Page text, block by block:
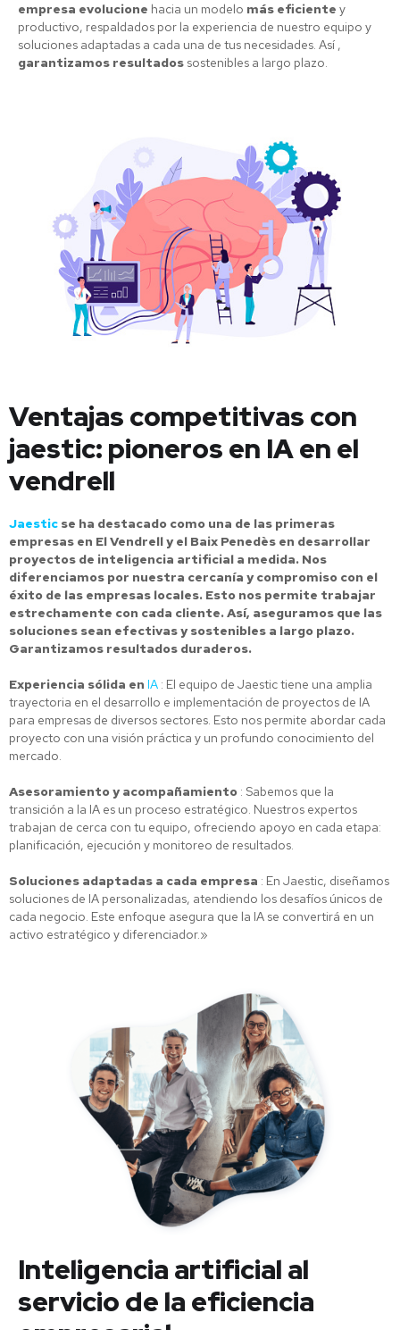
empresa evolucione hacia un modelo más eficiente y
productivo, respaldados por la experiencia de nuestro equipo y
soluciones adaptadas a cada una de tus necesidades. Así ,
garantizamos resultados sostenibles a largo plazo.
Ventajas competitivas con
jaestic: pioneros en IA en el
vendrell
Jaestic se ha destacado como una de las primeras
empresas en El Vendrell y el Baix Penedès en desarrollar
proyectos de inteligencia artificial a medida. Nos
diferenciamos por nuestra cercanía y compromiso con el
éxito de las empresas locales. Esto nos permite trabajar
estrechamente con cada cliente. Así, aseguramos que las
soluciones sean efectivas y sostenibles a largo plazo.
Garantizamos resultados duraderos.
Experiencia sólida en IA : El equipo de Jaestic tiene una amplia
trayectoria en el desarrollo e implementación de proyectos de IA
para empresas de diversos sectores. Esto nos permite abordar cada
proyecto con una visión práctica y un profundo conocimiento del
mercado.
Asesoramiento y acompañamiento : Sabemos que la
transición a la IA es un proceso estratégico. Nuestros expertos
trabajan de cerca con tu equipo, ofreciendo apoyo en cada etapa:
planificación, ejecución y monitoreo de resultados.
Soluciones adaptadas a cada empresa : En Jaestic, diseñamos
soluciones de IA personalizadas, atendiendo los desafíos únicos de
cada negocio. Este enfoque asegura que la IA se convertirá en un
activo estratégico y diferenciador.»
Inteligencia artificial al
servicio de la eficiencia